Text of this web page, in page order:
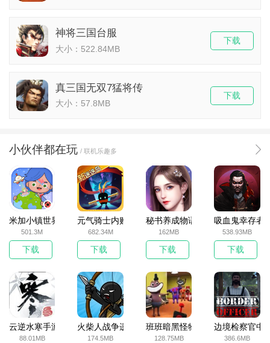
神将三国台服
大小：522.84MB
下载
真三国无双7猛将传
大小：57.8MB
下载
小伙伴都在玩 / 联机乐趣多
米加小镇世界2025官方版
501.3M
下载
元气骑士内购破解版
682.34M
下载
秘书养成物语
162MB
下载
吸血鬼幸存者
538.93MB
下载
云逆水寒手游
88.01MB
火柴人战争遗产无敌版
174.5MB
班班暗黑怪物生存挑战5
128.75MB
边境检察官中
386.6MB